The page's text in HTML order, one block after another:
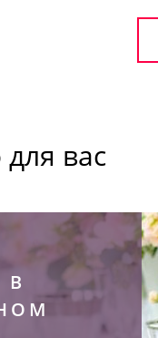
вас
В